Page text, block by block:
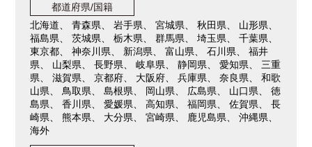
都道府県/国籍
北海道、 青森県、 岩手県、 宮城県、 秋田県、 山形県、
福島県、 茨城県、 栃木県、 群馬県、 埼玉県、 千葉県、
東京都、 神奈川県、 新潟県、 富山県、 石川県、 福井
県、 山梨県、 長野県、 岐阜県、 静岡県、 愛知県、 三重
県、 滋賀県、 京都府、 大阪府、 兵庫県、 奈良県、 和歌
山県、 鳥取県、 島根県、 岡山県、 広島県、 山口県、 徳
島県、 香川県、 愛媛県、 高知県、 福岡県、 佐賀県、 長
崎県、 熊本県、 大分県、 宮崎県、 鹿児島県、 沖縄県、
海外